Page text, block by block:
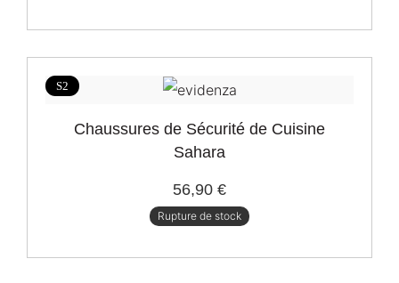
S2
Chaussures de Sécurité de Cuisine
Sahara
56,90 €
Rupture de stock